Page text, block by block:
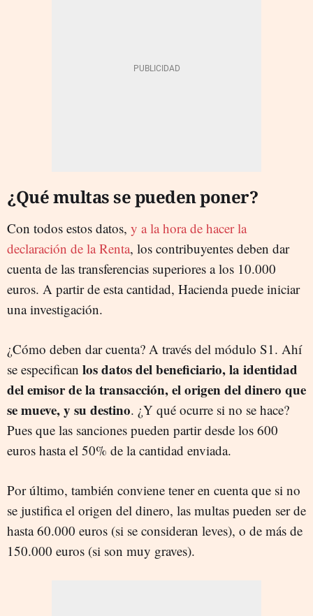
¿Qué multas se pueden poner?
Con todos estos datos, y a la hora de hacer la
declaración de la Renta, los contribuyentes deben dar
cuenta de las transferencias superiores a los 10.000
euros. A partir de esta cantidad, Hacienda puede iniciar
una investigación.
¿Cómo deben dar cuenta? A través del módulo S1. Ahí
se especifican los datos del beneficiario, la identidad
del emisor de la transacción, el origen del dinero que
se mueve, y su destino. ¿Y qué ocurre si no se hace?
Pues que las sanciones pueden partir desde los 600
euros hasta el 50% de la cantidad enviada.
Por último, también conviene tener en cuenta que si no
se justifica el origen del dinero, las multas pueden ser de
hasta 60.000 euros (si se consideran leves), o de más de
150.000 euros (si son muy graves).